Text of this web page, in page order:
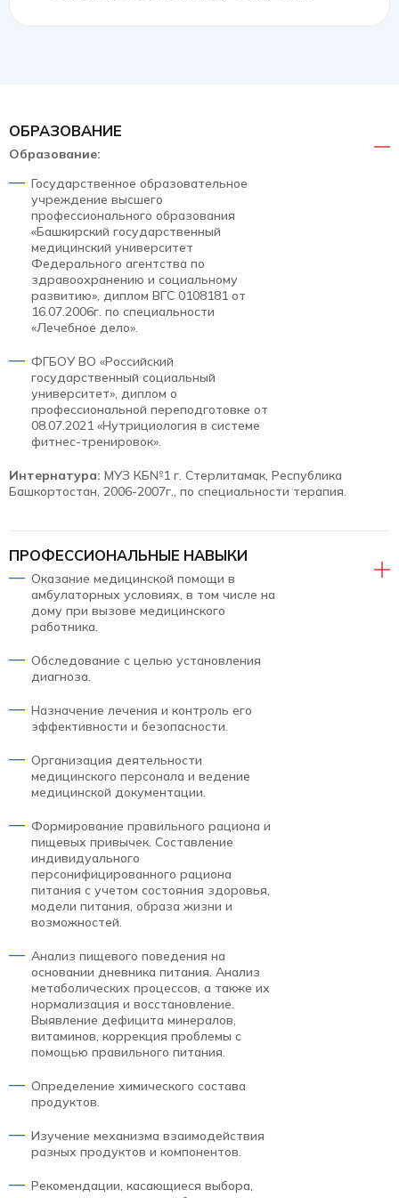
ОБРАЗОВАНИЕ
Образование:
Государственное образовательное
учреждение высшего
профессионального образования
«Башкирский государственный
медицинский университет
Федерального агентства по
здравоохранению и социальному
развитию», диплом ВГС 0108181 от
16.07.2006г. по специальности
«Лечебное дело».
ФГБОУ ВО «Российский
государственный социальный
университет», диплом о
профессиональной переподготовке от
08.07.2021 «Нутрициология в системе
фитнес-тренировок».
Интернатура: МУЗ КБ№1 г. Стерлитамак, Республика
Башкортостан, 2006-2007г., по специальности терапия.
ПРОФЕССИОНАЛЬНЫЕ НАВЫКИ
Оказание медицинской помощи в
амбулаторных условиях, в том числе на
дому при вызове медицинского
работника.
Обследование с целью установления
диагноза.
Назначение лечения и контроль его
эффективности и безопасности.
Организация деятельности
медицинского персонала и ведение
медицинской документации.
Формирование правильного рациона и
пищевых привычек. Составление
индивидуального
персонифицированного рациона
питания с учетом состояния здоровья,
модели питания, образа жизни и
возможностей.
Анализ пищевого поведения на
основании дневника питания. Анализ
метаболических процессов, а также их
нормализация и восстановление.
Выявление дефицита минералов,
витаминов, коррекция проблемы с
помощью правильного питания.
Определение химического состава
продуктов.
Изучение механизма взаимодействия
разных продуктов и компонентов.
Рекомендации, касающиеся выбора,